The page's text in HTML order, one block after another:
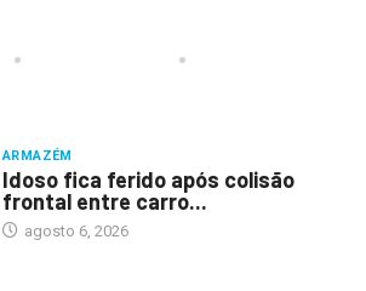
ARMAZÉM
Idoso fica ferido após colisão
frontal entre carro...
agosto 6, 2026